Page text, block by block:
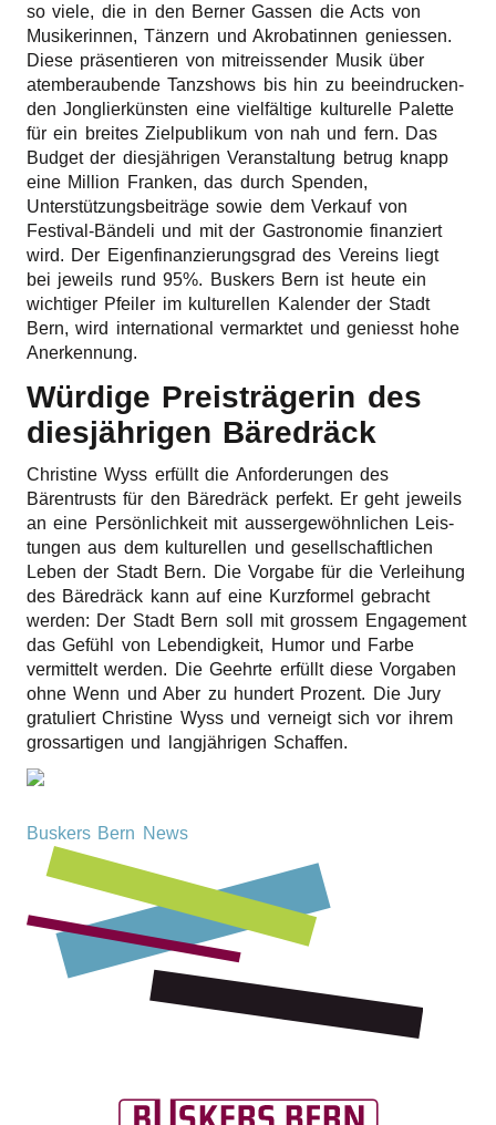
so viele, die in den Berner Gassen die Acts von
Musi­ke­rin­nen, Tänzern und Akro­ba­tin­nen genies­sen.
Diese präsentieren von mitreis­sen­der Musik über
atem­be­rau­ben­de Tanz­shows bis hin zu beein­dru­cken­
den Jonglierkünsten eine vielfältige kultu­rel­le Palet­te
für ein brei­tes Ziel­pu­bli­kum von nah und fern. Das
Budget der diesjährigen Veran­stal­tung betrug knapp
eine Milli­on Fran­ken, das durch Spen­den,
Unterstützungsbeiträge sowie dem Verkauf von
Festival-Bändeli und mit der Gastro­no­mie finan­ziert
wird. Der Eigen­fi­nan­zie­rungs­grad des Vereins liegt
bei jeweils rund 95%. Buskers Bern ist heute ein
wich­ti­ger Pfei­ler im kultu­rel­len Kalen­der der Stadt
Bern, wird inter­na­tio­nal vermark­tet und geniesst hohe
Anerkennung.
Würdige Preisträgerin des
diesjährigen Bäredräck
Chris­ti­ne Wyss erfüllt die Anfor­de­run­gen des
Bärentrusts für den Bäredräck perfekt. Er geht jeweils
an eine Persönlichkeit mit aussergewöhnlichen Leis­
tun­gen aus dem kultu­rel­len und gesell­schaft­li­chen
Leben der Stadt Bern. Die Vorga­be für die Verlei­hung
des Bäredräck kann auf eine Kurz­for­mel gebracht
werden: Der Stadt Bern soll mit gros­sem Enga­ge­ment
das Gefühl von Leben­dig­keit, Humor und Farbe
vermit­telt werden. Die Geehr­te erfüllt diese Vorga­ben
ohne Wenn und Aber zu hundert Prozent. Die Jury
gratu­liert Chris­ti­ne Wyss und verneigt sich vor ihrem
gross­ar­ti­gen und langjährigen Schaffen.
Buskers Bern News